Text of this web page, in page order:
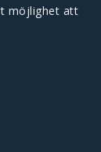
möjlighet att